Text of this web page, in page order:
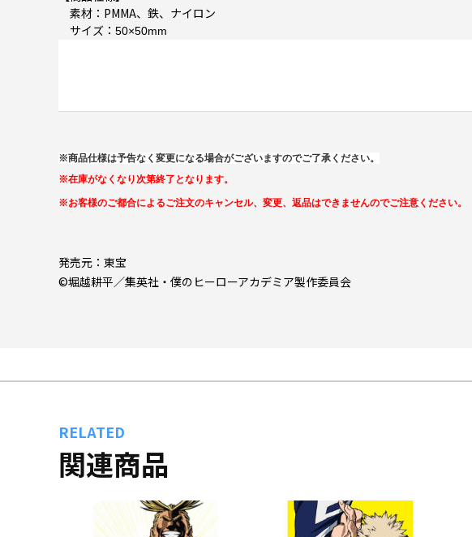
素材：PMMA、鉄、ナイロン
サイズ： 50×50mm
※商品仕様は予告なく変更になる場合がございますのでご了承ください。
※在庫がなくなり次第終了となります。
※お客様のご都合によるご注文のキャンセル、変更、返品はできませんのでご注意ください。
発売元：東宝
©堀越耕平／集英社・僕のヒーローアカデミア製作委員会
RELATED
関連商品